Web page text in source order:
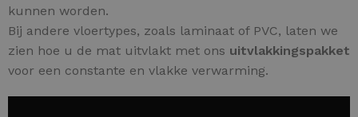
kunnen worden.
Bij andere vloertypes, zoals laminaat of PVC, laten we
zien hoe u de mat uitvlakt met ons uitvlakkingspakket
voor een constante en vlakke verwarming.